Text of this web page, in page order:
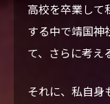
高校を卒業して
する中で靖国神
て、さらに考え
それに、私自身